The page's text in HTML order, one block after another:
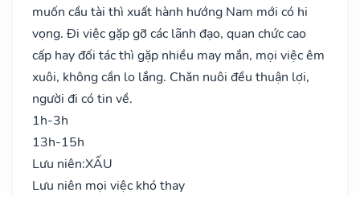
muốn cầu tài thì xuất hành hướng Nam mới có hi
vọng. Đi việc gặp gỡ các lãnh đạo, quan chức cao
cấp hay đối tác thì gặp nhiều may mắn, mọi việc êm
xuôi, không cần lo lắng. Chăn nuôi đều thuận lợi,
người đi có tin về.
1h-3h
13h-15h
Lưu niên:XẤU
Lưu niên mọi việc khó thay